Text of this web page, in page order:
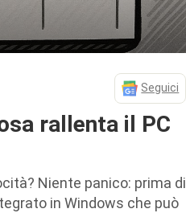
Seguici
rallenta il PC
Niente panico: prima di
in Windows che può